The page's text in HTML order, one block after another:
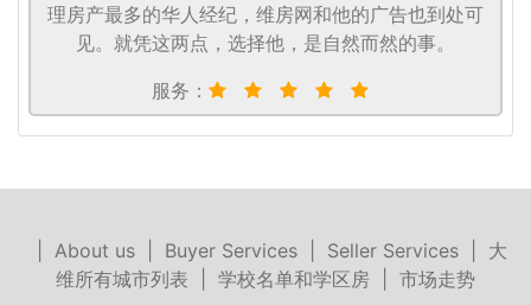
理房产最多的华人经纪，维房网和他的广告也到处可
见。就凭这两点，选择他，是自然而然的事。
服务：
About us| Buyer Services| Seller Services| 大
维所有城市列表
学校名单和学区房 市场走势